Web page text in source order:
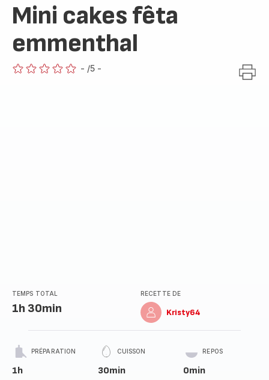
Mini cakes fêta
emmenthal
- /5 -
TEMPS TOTAL
1h 30min
RECETTE DE
Kristy64
PRÉPARATION
1h
CUISSON
30min
REPOS
0min